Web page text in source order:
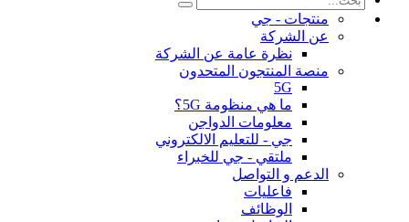
منتجات - جي
عن الشركة
نظرة عامة عن الشركة
منصة المنتجون المتحدون
5G
ما هي منظومة 5G؟
معلومات الدواجن
جي - للتعليم الالكتروني
ملتقي - جي للخبراء
الدعم و التواصل
فاعليات
الوظائف